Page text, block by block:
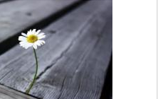
sa a nemyslí na zlé."
12:15 PM
pôst
myseľ
depresia